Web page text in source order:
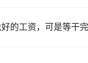
的工资，可是等干